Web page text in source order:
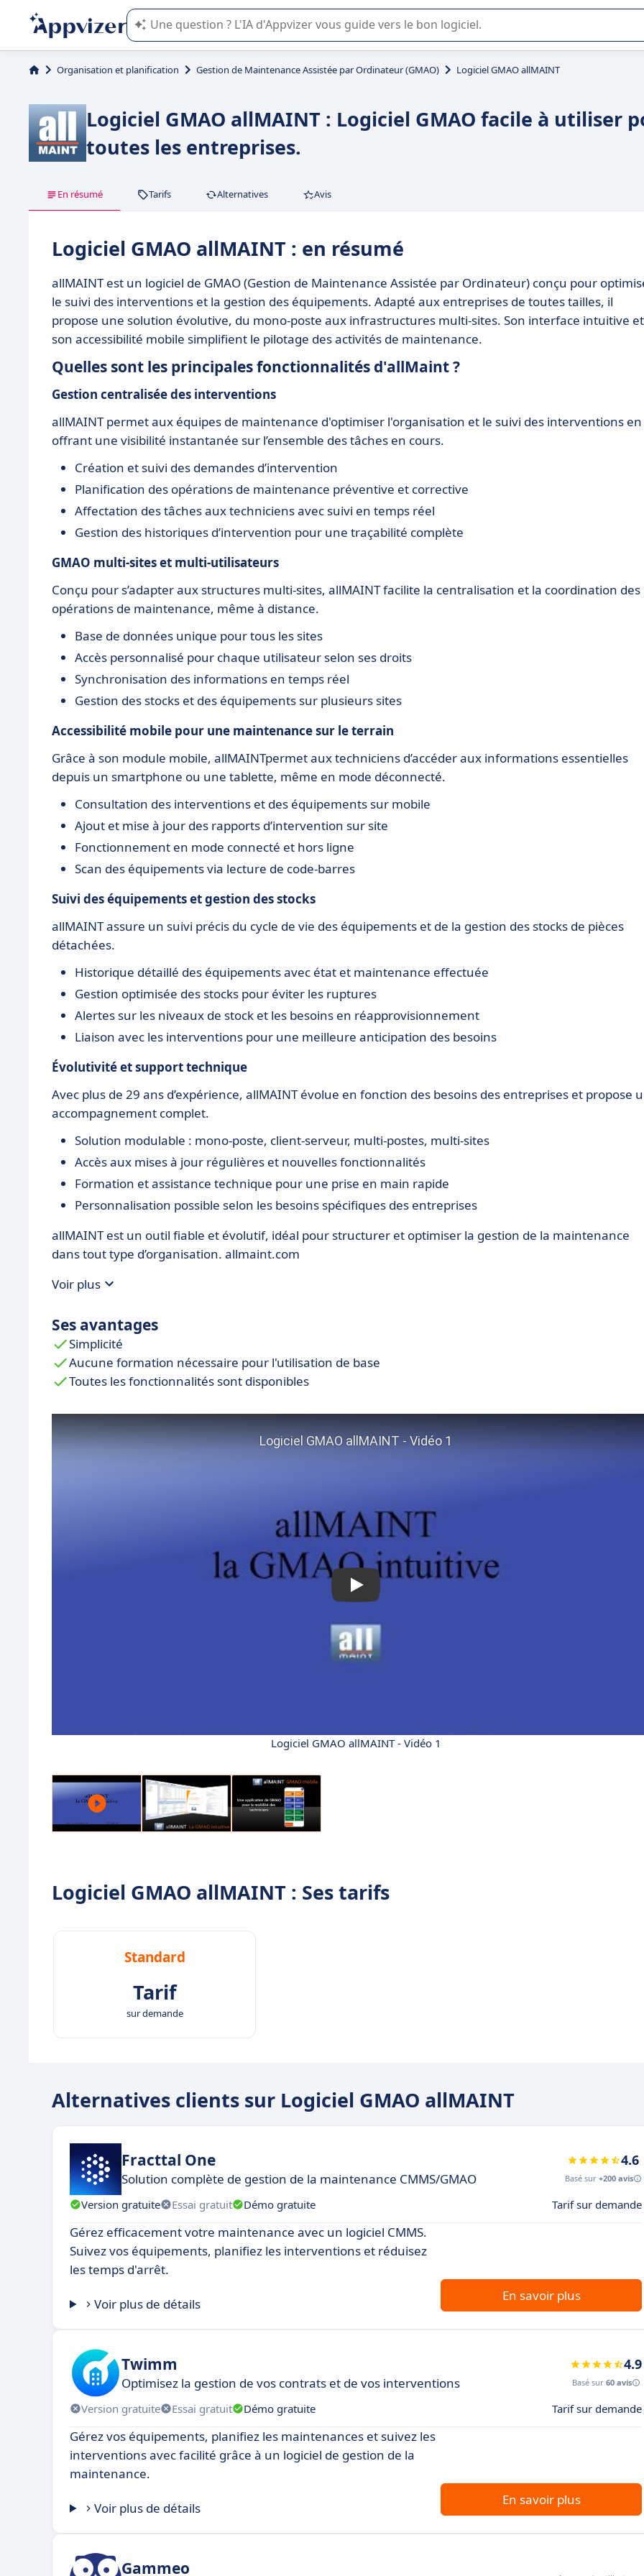
L'IA de Appvizer vous guide dans l'utilisation ou la sélection de logiciel SaaS en entreprise.
Organisation et planification Gestion de Maintenance Assistée par Ordinateur (GMAO) Logiciel GMAO allMAINT
Logiciel GMAO allMAINT : Logiciel GMAO facile à utiliser
toutes les entreprises.
En résumé Tarifs Alternatives Avis
Logiciel GMAO allMAINT : en résumé
allMAINT est un logiciel de GMAO (Gestion de Maintenance Assistée par Ordinateur) conçu pour
le suivi des interventions et la gestion des équipements. Adapté aux entreprises de toutes tailles, il
propose une solution évolutive, du mono-poste aux infrastructures multi-sites. Son interface intuitive et
son accessibilité mobile simplifient le pilotage des activités de maintenance.
Quelles sont les principales fonctionnalités d'allMaint ?
Gestion centralisée des interventions
allMAINT permet aux équipes de maintenance d'optimiser l'organisation et le suivi des interventions en
offrant une visibilité instantanée sur l’ensemble des tâches en cours.
Création et suivi des demandes d’intervention
Planification des opérations de maintenance préventive et corrective
Affectation des tâches aux techniciens avec suivi en temps réel
Gestion des historiques d’intervention pour une traçabilité complète
GMAO multi-sites et multi-utilisateurs
Conçu pour s’adapter aux structures multi-sites, allMAINT facilite la centralisation et la coordination des
opérations de maintenance, même à distance.
Base de données unique pour tous les sites
Accès personnalisé pour chaque utilisateur selon ses droits
Synchronisation des informations en temps réel
Gestion des stocks et des équipements sur plusieurs sites
Accessibilité mobile pour une maintenance sur le terrain
Grâce à son module mobile, allMAINTpermet aux techniciens d’accéder aux informations essentielles
depuis un smartphone ou une tablette, même en mode déconnecté.
Consultation des interventions et des équipements sur mobile
Ajout et mise à jour des rapports d’intervention sur site
Fonctionnement en mode connecté et hors ligne
Scan des équipements via lecture de code-barres
Suivi des équipements et gestion des stocks
allMAINT assure un suivi précis du cycle de vie des équipements et de la gestion des stocks de pièces
détachées.
Historique détaillé des équipements avec état et maintenance effectuée
Gestion optimisée des stocks pour éviter les ruptures
Alertes sur les niveaux de stock et les besoins en réapprovisionnement
Liaison avec les interventions pour une meilleure anticipation des besoins
Évolutivité et support technique
Avec plus de 29 ans d’expérience, allMAINT évolue en fonction des besoins des entreprises et propose
accompagnement complet.
Solution modulable : mono-poste, client-serveur, multi-postes, multi-sites
Accès aux mises à jour régulières et nouvelles fonctionnalités
Formation et assistance technique pour une prise en main rapide
Personnalisation possible selon les besoins spécifiques des entreprises
allMAINT est un outil fiable et évolutif, idéal pour structurer et optimiser la gestion de la maintenance
dans tout type d’organisation. allmaint.com
Voir plus
Ses avantages
Simplicité
Aucune formation nécessaire pour l'utilisation de base
Toutes les fonctionnalités sont disponibles
Logiciel GMAO allMAINT - Vidéo 1
Logiciel GMAO allMAINT : Ses tarifs
Standard
Tarif
sur demande
Alternatives clients sur Logiciel GMAO allMAINT
Fracttal One
Solution complète de gestion de la maintenance CMMS/GMAO
4.6
Basé sur +200 avis
Version gratuite Essai gratuit Démo gratuite Tarif sur demande
Gérez efficacement votre maintenance avec un logiciel CMMS.
Suivez vos équipements, planifiez les interventions et réduisez
les temps d'arrêt.
Voir plus de détails
En savoir plus
Twimm
Optimisez la gestion de vos contrats et de vos interventions
4.9
Basé sur 60 avis
Version gratuite Essai gratuit Démo gratuite Tarif sur demande
Gérez vos équipements, planifiez les maintenances et suivez les
interventions avec facilité grâce à un logiciel de gestion de la
maintenance.
Voir plus de détails
En savoir plus
Gammeo